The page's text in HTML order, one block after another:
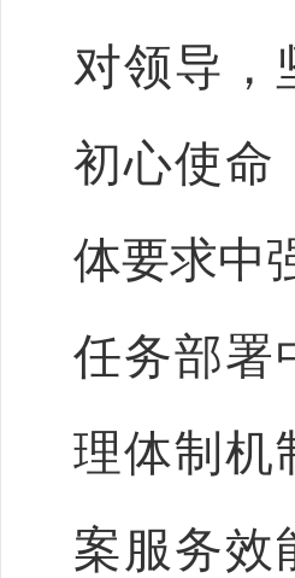
对领导，
初心使命
体要求中
任务部署
理体制机
案服务效